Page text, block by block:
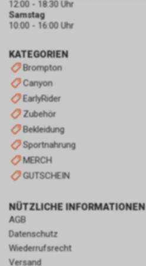
KATEGORIEN
Brompton
Canyon
EarlyRider
Zubehör
Bekleidung
Sportnahrung
MERCH
GUTSCHEIN
NÜTZLICHE INFORMATIONEN
AGB
Datenschutz
Wiederrufsrecht
Versand
12:00 - 18:30 Uhr
Samstag
10:00 - 16:00 Uhr